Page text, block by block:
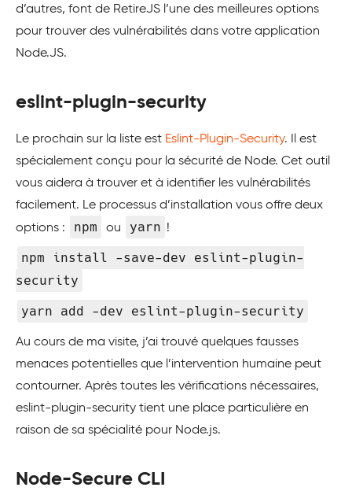
d’autres, font de RetireJS l’une des meilleures options
pour trouver des vulnérabilités dans votre application
Node.JS.
eslint-plugin-security
Le prochain sur la liste est Eslint-Plugin-Security. Il est
spécialement conçu pour la sécurité de Node. Cet outil
vous aidera à trouver et à identifier les vulnérabilités
facilement. Le processus d’installation vous offre deux
options :
npm ou yarn !
npm install -save-dev eslint-plugin-
security
yarn add -dev eslint-plugin-security
Au cours de ma visite, j’ai trouvé quelques fausses
menaces potentielles que l’intervention humaine peut
contourner. Après toutes les vérifications nécessaires,
eslint-plugin-security tient une place particulière en
raison de sa spécialité pour Node.js.
Node-Secure CLI